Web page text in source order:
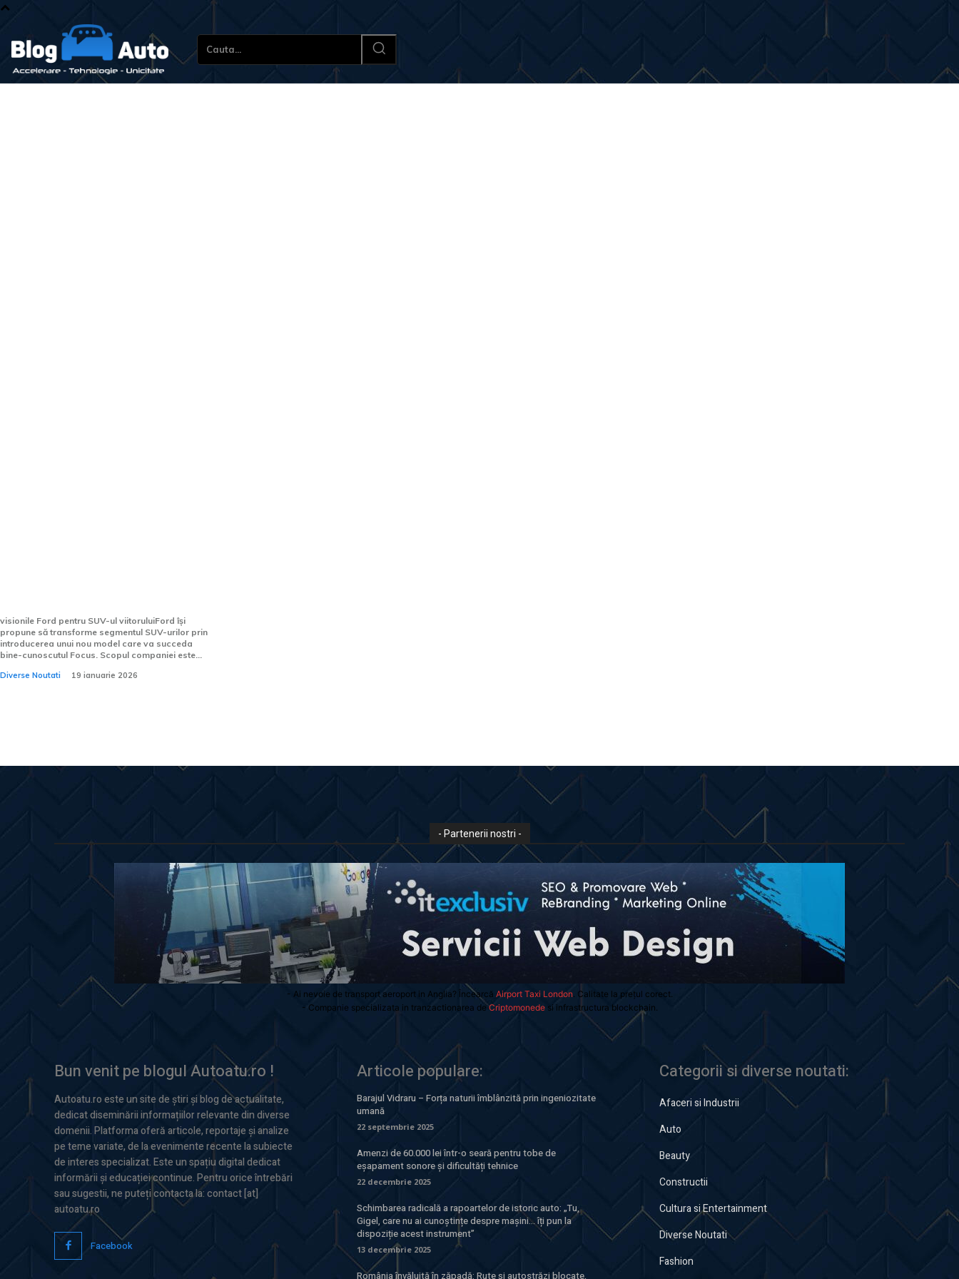
Cauta...
visionile Ford pentru SUV-ul viitoruluiFord își
propune să transforme segmentul SUV-urilor prin
introducerea unui nou model care va succeda
bine-cunoscutul Focus. Scopul companiei este...
Diverse Noutati 19 ianuarie 2026
- Partenerii nostri -
- Ai nevoie de transport aeroport in Anglia? Încearcă Airport Taxi London. Calitate la prețul corect.
- Companie specializata in tranzactionarea deCriptomonedesi infrastructura blockchain.
Bun venit pe blogul Autoatu.ro !
Autoatu.ro este un site de știri și blog de actualitate,
dedicat diseminării informațiilor relevante din diverse
domenii. Platforma oferă articole, reportaje și analize
pe teme variate, de la evenimente recente la subiecte
de interes specializat. Este un spațiu digital dedicat
informării și educației continue. Pentru orice întrebări
sau sugestii, ne puteți contacta la: contact [at]
autoatu.ro
Facebook
Articole populare:
Barajul Vidraru – Forța naturii îmblânzită prin ingeniozitate
umană
22 septembrie 2025
Amenzi de 60.000 lei într-o seară pentru tobe de
eșapament sonore și dificultăți tehnice
22 decembrie 2025
Schimbarea radicală a rapoartelor de istoric auto: „Tu,
Gigel, care nu ai cunoștințe despre mașini… îți pun la
dispoziție acest instrument”
13 decembrie 2025
România învăluită în zăpadă: Rute și autostrăzi blocate,
Categorii si diverse noutati:
Afaceri si Industrii
Auto
Beauty
Constructii
Cultura si Entertainment
Diverse Noutati
Fashion